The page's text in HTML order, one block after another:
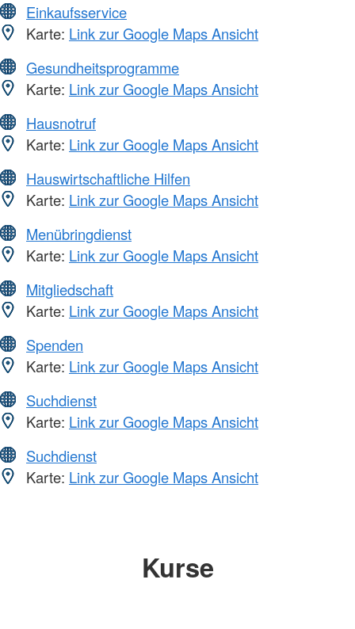
Einkaufsservice
Karte: Link zur Google Maps Ansicht
Gesundheitsprogramme
Karte: Link zur Google Maps Ansicht
Hausnotruf
Karte: Link zur Google Maps Ansicht
Hauswirtschaftliche Hilfen
Karte: Link zur Google Maps Ansicht
Menübringdienst
Karte: Link zur Google Maps Ansicht
Mitgliedschaft
Karte: Link zur Google Maps Ansicht
Spenden
Karte: Link zur Google Maps Ansicht
Suchdienst
Karte: Link zur Google Maps Ansicht
Suchdienst
Karte: Link zur Google Maps Ansicht
Kurse